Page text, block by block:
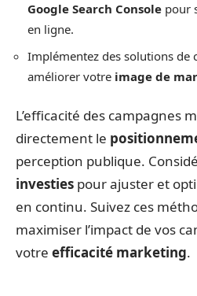
Google Search Console pour
en ligne.
Implémentez des solutions
améliorer votre image de
L’efficacité des campagnes
directement le
perception publique.
investies pour ajuster et
en continu. Suivez ces
maximiser l’impact de vos
votre efficacité marketing.